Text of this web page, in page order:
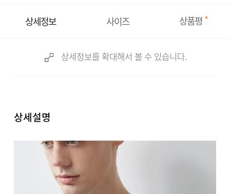
상세정보 사이즈 상품평
상세정보를 확대해서 볼 수 있습니다.
상세설명